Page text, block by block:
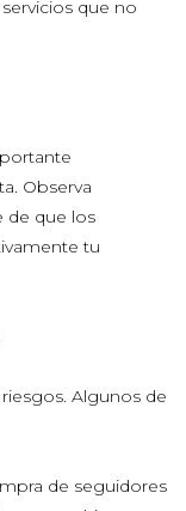
que no
Observa
de que los
tu
Algunos de
de seguidores